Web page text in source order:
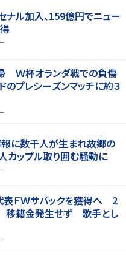
ナル加入、159億円でニュー
Ｗ杯オランダ戦での負傷
のプレシーズンマッチに約３
に数千人が生まれ故郷の
カップル取り囲む騒動に
表ＦＷサバックを獲得へ 2
移籍金発生せず 歌手とし